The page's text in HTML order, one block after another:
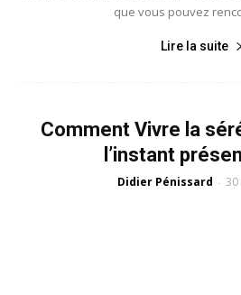
que vous pouvez
Lire la suite
Comment Vivre la
l’instant
Didier Pénissard - 30